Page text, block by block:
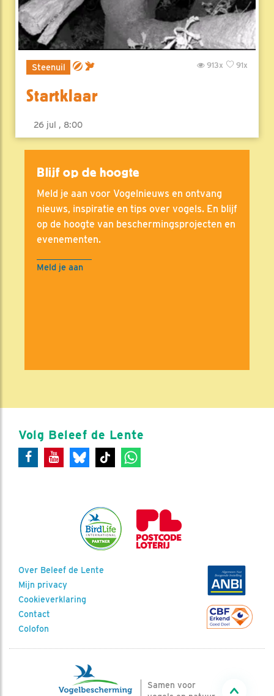
Steenuil 91x
913x
Startklaar
26 jul , 8:00
Blijf op de hoogte
Meld je aan voor Vogelnieuws en ontvang
nieuws, inspiratie en tips over vogels. En blijf
op de hoogte van beschermingsprojecten en
evenementen.
Meld je aan
Volg Beleef de Lente
Over Beleef de Lente
Mijn privacy
Cookieverklaring
Contact
Colofon
Samen voor